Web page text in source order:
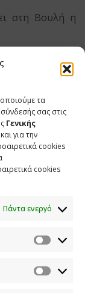
τα
σας στις
Γενικής
και για την
cookies
cookies
Πάντα ενεργό
στη Βουλή η
όλες οι
στο briefing
της Ν.Δ.
Οικονομικών.
εσείς ότι
εσωτερικό του
Γραμματέας,
ότι υπάρχει
και
με αυτή